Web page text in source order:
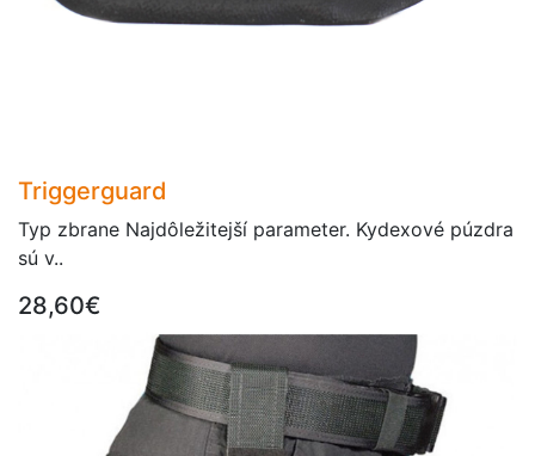
Triggerguard
Typ zbrane Najdôležitejší parameter. Kydexové púzdra
sú v..
28,60€